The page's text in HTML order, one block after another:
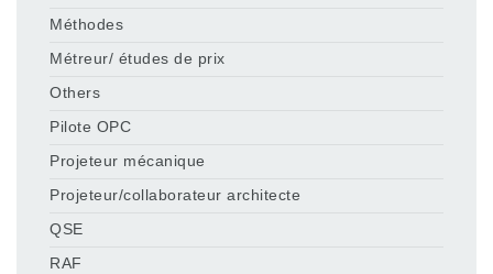
Méthodes
Métreur/ études de prix
Others
Pilote OPC
Projeteur mécanique
Projeteur/collaborateur architecte
QSE
RAF